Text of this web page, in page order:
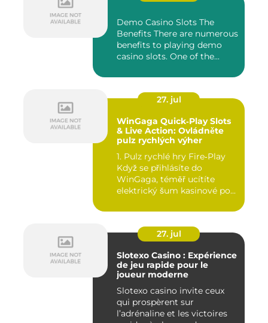
Demo Casino Slots The
Benefits There are numerous
benefits to playing demo
casino slots. One of the...
27. jul
WinGaga Quick‑Play Slots
& Live Action: Ovládněte
pulz rychlých výher
1. Pulz rychlé hry Fire‑Play
Když se přihlásíte do
WinGaga, téměř ucítíte
elektrický šum kasinové po...
27. jul
Slotexo Casino : Expérience
de jeu rapide pour le
joueur moderne
Slotexo casino invite ceux
qui prospèrent sur
l’adrénaline et les victoires